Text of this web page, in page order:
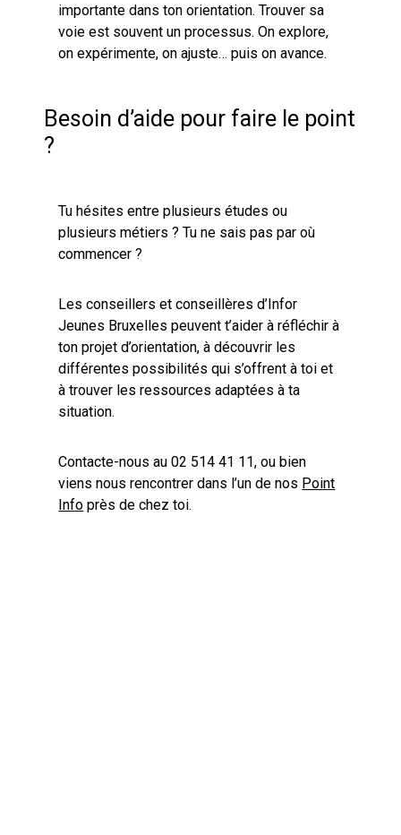
importante dans ton orientation. Trouver sa
voie est souvent un processus. On explore,
on expérimente, on ajuste… puis on avance.
Besoin d’aide pour faire le point
?
Tu hésites entre plusieurs études ou
plusieurs métiers ? Tu ne sais pas par où
commencer ?
Les conseillers et conseillères d’Infor
Jeunes Bruxelles peuvent t’aider à réfléchir à
ton projet d’orientation, à découvrir les
différentes possibilités qui s’offrent à toi et
à trouver les ressources adaptées à ta
situation.
Contacte-nous au 02 514 41 11, ou bien
viens nous rencontrer dans l’un de nos Point
Info près de chez toi.